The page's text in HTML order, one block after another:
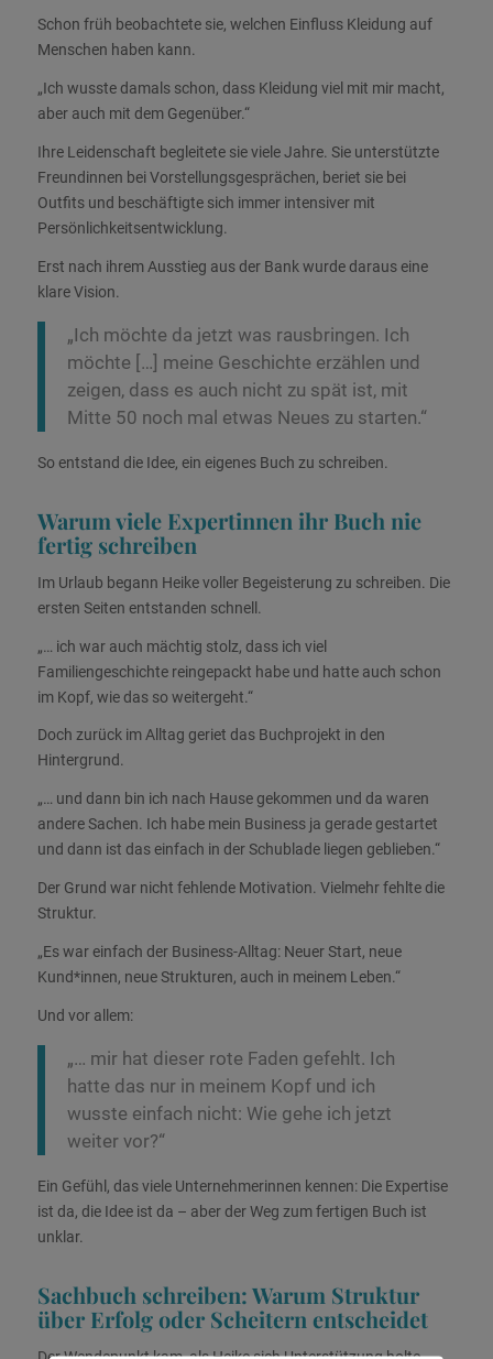
Schon früh beobachtete sie, welchen Einfluss Kleidung auf
Menschen haben kann.
„Ich wusste damals schon, dass Kleidung viel mit mir macht,
aber auch mit dem Gegenüber.“
Ihre Leidenschaft begleitete sie viele Jahre. Sie unterstützte
Freundinnen bei Vorstellungsgesprächen, beriet sie bei
Outfits und beschäftigte sich immer intensiver mit
Persönlichkeitsentwicklung.
Erst nach ihrem Ausstieg aus der Bank wurde daraus eine
klare Vision.
„Ich möchte da jetzt was rausbringen. Ich
möchte […] meine Geschichte erzählen und
zeigen, dass es auch nicht zu spät ist, mit
Mitte 50 noch mal etwas Neues zu starten.“
So entstand die Idee, ein eigenes Buch zu schreiben.
Warum viele Expertinnen ihr Buch nie
fertig schreiben
Im Urlaub begann Heike voller Begeisterung zu schreiben. Die
ersten Seiten entstanden schnell.
„… ich war auch mächtig stolz, dass ich viel
Familiengeschichte reingepackt habe und hatte auch schon
im Kopf, wie das so weitergeht.“
Doch zurück im Alltag geriet das Buchprojekt in den
Hintergrund.
„… und dann bin ich nach Hause gekommen und da waren
andere Sachen. Ich habe mein Business ja gerade gestartet
und dann ist das einfach in der Schublade liegen geblieben.“
Der Grund war nicht fehlende Motivation. Vielmehr fehlte die
Struktur.
„Es war einfach der Business-Alltag: Neuer Start, neue
Kund*innen, neue Strukturen, auch in meinem Leben.“
Und vor allem:
„… mir hat dieser rote Faden gefehlt. Ich
hatte das nur in meinem Kopf und ich
wusste einfach nicht: Wie gehe ich jetzt
weiter vor?“
Ein Gefühl, das viele Unternehmerinnen kennen: Die Expertise
ist da, die Idee ist da – aber der Weg zum fertigen Buch ist
unklar.
Sachbuch schreiben: Warum Struktur
über Erfolg oder Scheitern entscheidet